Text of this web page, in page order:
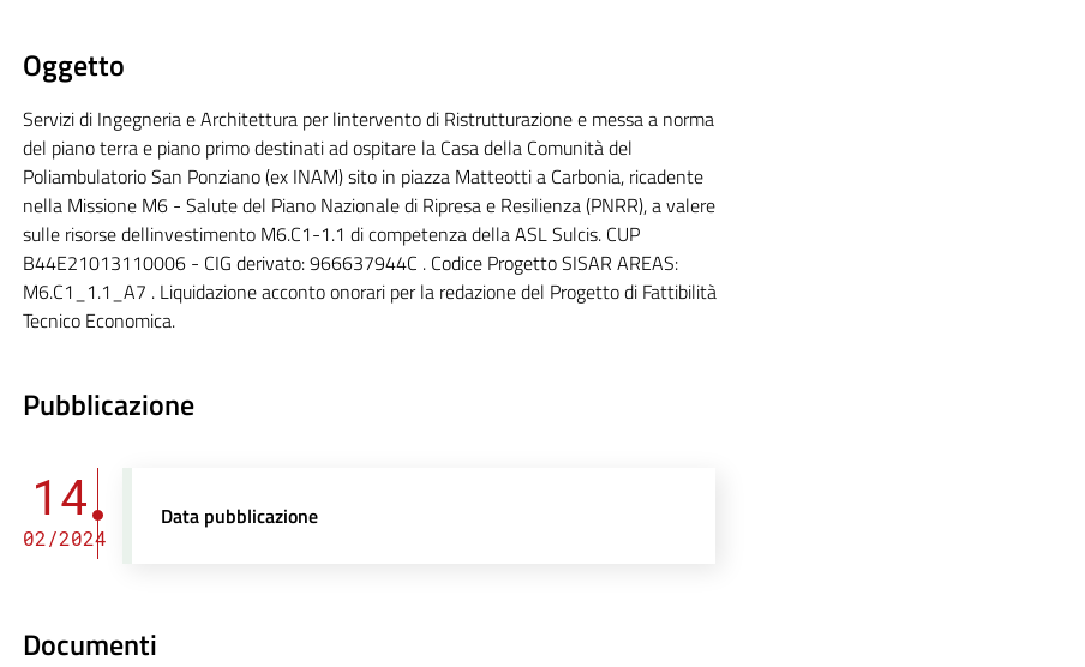
Oggetto
Servizi di Ingegneria e Architettura per lintervento di Ristrutturazione e messa a norma
del piano terra e piano primo destinati ad ospitare la Casa della Comunità del
Poliambulatorio San Ponziano (ex INAM) sito in piazza Matteotti a Carbonia, ricadente
nella Missione M6 - Salute del Piano Nazionale di Ripresa e Resilienza (PNRR), a valere
sulle risorse dellinvestimento M6.C1-1.1 di competenza della ASL Sulcis. CUP
B44E21013110006 - CIG derivato: 966637944C . Codice Progetto SISAR AREAS:
M6.C1_1.1_A7 . Liquidazione acconto onorari per la redazione del Progetto di Fattibilità
Tecnico Economica.
Pubblicazione
14
02/2024
Data pubblicazione
Documenti